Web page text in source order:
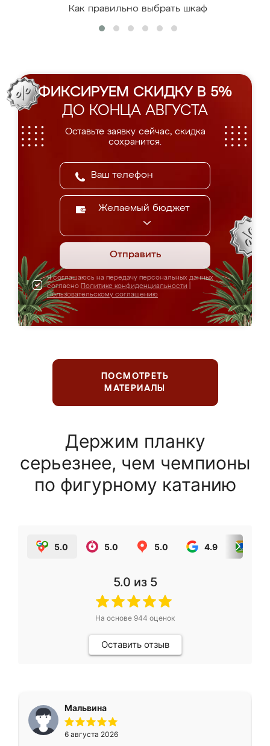
Как правильно выбрать шкаф
ФИКСИРУЕМ СКИДКУ В 5%
ДО КОНЦА АВГУСТА
Оставьте заявку сейчас, скидка
сохранится.
Желаемый бюджет
Отправить
Я соглашаюсь на передачу персональных данных
согласно Политике конфиденциальности
Пользовательскому соглашению
ПОСМОТРЕТЬ
МАТЕРИАЛЫ
Держим планку
серьезнее, чем чемпионы
по фигурному катанию
5.0 5.0 5.0 4.9
5.0 из 5
На основе 944 оценок
Оставить отзыв
Мальвина
6 августа 2026